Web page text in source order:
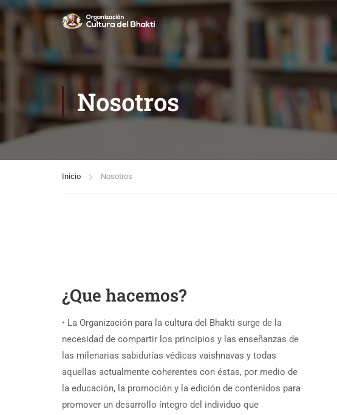
Nosotros
Inicio Nosotros
¿Que hacemos?
• La Organización para la cultura del Bhakti surge de la
necesidad de compartir los principios y las enseñanzas de
las milenarias sabidurías védicas vaishnavas y todas
aquellas actualmente coherentes con éstas, por medio de
la educación, la promoción y la edición de contenidos para
promover un desarrollo íntegro del individuo que